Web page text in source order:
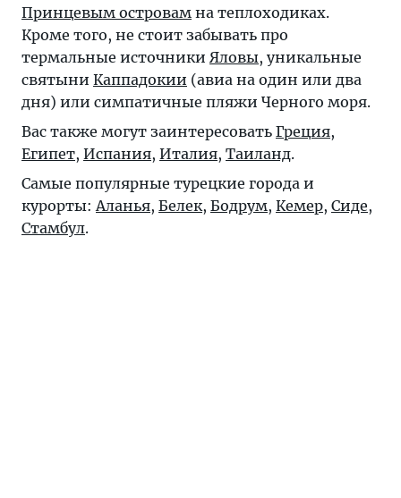
Принцевым островам на теплоходиках.
Кроме того, не стоит забывать про
термальные источники Яловы, уникальные
святыни Каппадокии (авиа на один или два
дня) или симпатичные пляжи Черного моря.
Вас также могут заинтересовать Греция,
Египет, Испания, Италия, Таиланд.
Самые популярные турецкие города и
курорты: Аланья, Белек, Бодрум, Кемер, Сиде,
Стамбул.